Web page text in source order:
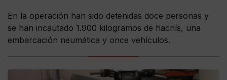
En la operación han sido detenidas doce personas y
se han incautado 1.900 kilogramos de hachís, una
embarcación neumática y once vehículos.